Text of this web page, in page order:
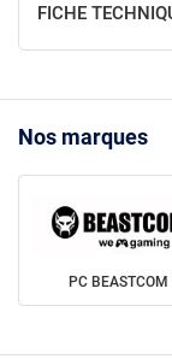
FICHE
Nos marques
PC BEASTCOM